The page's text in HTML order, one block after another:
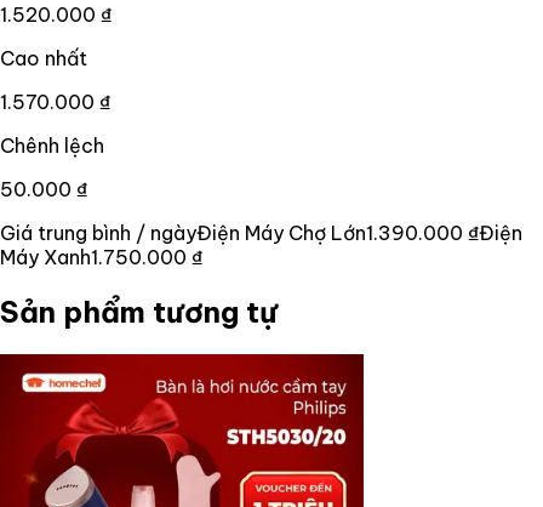
1.520.000 ₫
Cao nhất
1.570.000 ₫
Chênh lệch
50.000 ₫
Giá trung bình / ngàyĐiện Máy Chợ Lớn1.390.000 ₫Điện
Máy Xanh1.750.000 ₫
Sản phẩm tương tự